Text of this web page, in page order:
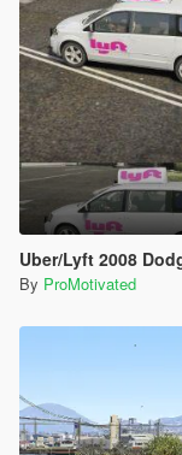
Uber/Lyft 2008
By ProMotivated